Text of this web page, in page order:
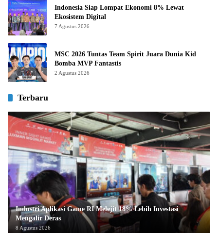
Indonesia Siap Lompat Ekonomi 8% Lewat
Ekosistem Digital
7 Agustus 2026
MSC 2026 Tuntas Team Spirit Juara Dunia Kid
Bomba MVP Fantastis
2 Agustus 2026
Terbaru
Industri Aplikasi Game RI Melejit 18% Lebih Investasi
Mengalir Deras
8 Agustus 2026